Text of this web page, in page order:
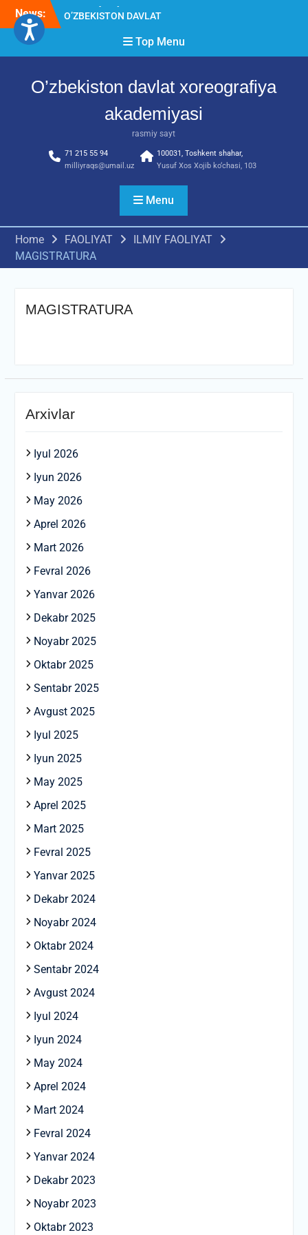
Skip
content
News:
O’ZBEKISTON DAVLAT
AKADEMIYASIDA
о‘tkazilgan kasbiy (ijodiy)
Diqqat e’lon!
imtihon jarayonlari
Top Menu
O’zbekiston davlat xoreografiya
akademiyasi
rasmiy sayt
71 215 55 94
milliyraqs@umail.uz
100031, Toshkent shahar,
Yusuf Xos Xojib ko‘chasi, 103
Menu
Home FAOLIYAT
ILMIY FAOLIYAT
MAGISTRATURA
MAGISTRATURA
Arxivlar
Iyul 2026
Iyun 2026
May 2026
Aprel 2026
Mart 2026
Fevral 2026
Yanvar 2026
Dekabr 2025
Noyabr 2025
Oktabr 2025
Sentabr 2025
Avgust 2025
Iyul 2025
Iyun 2025
May 2025
Aprel 2025
Mart 2025
Fevral 2025
Yanvar 2025
Dekabr 2024
Noyabr 2024
Oktabr 2024
Sentabr 2024
Avgust 2024
Iyul 2024
Iyun 2024
May 2024
Aprel 2024
Mart 2024
Fevral 2024
Yanvar 2024
Dekabr 2023
Noyabr 2023
Oktabr 2023